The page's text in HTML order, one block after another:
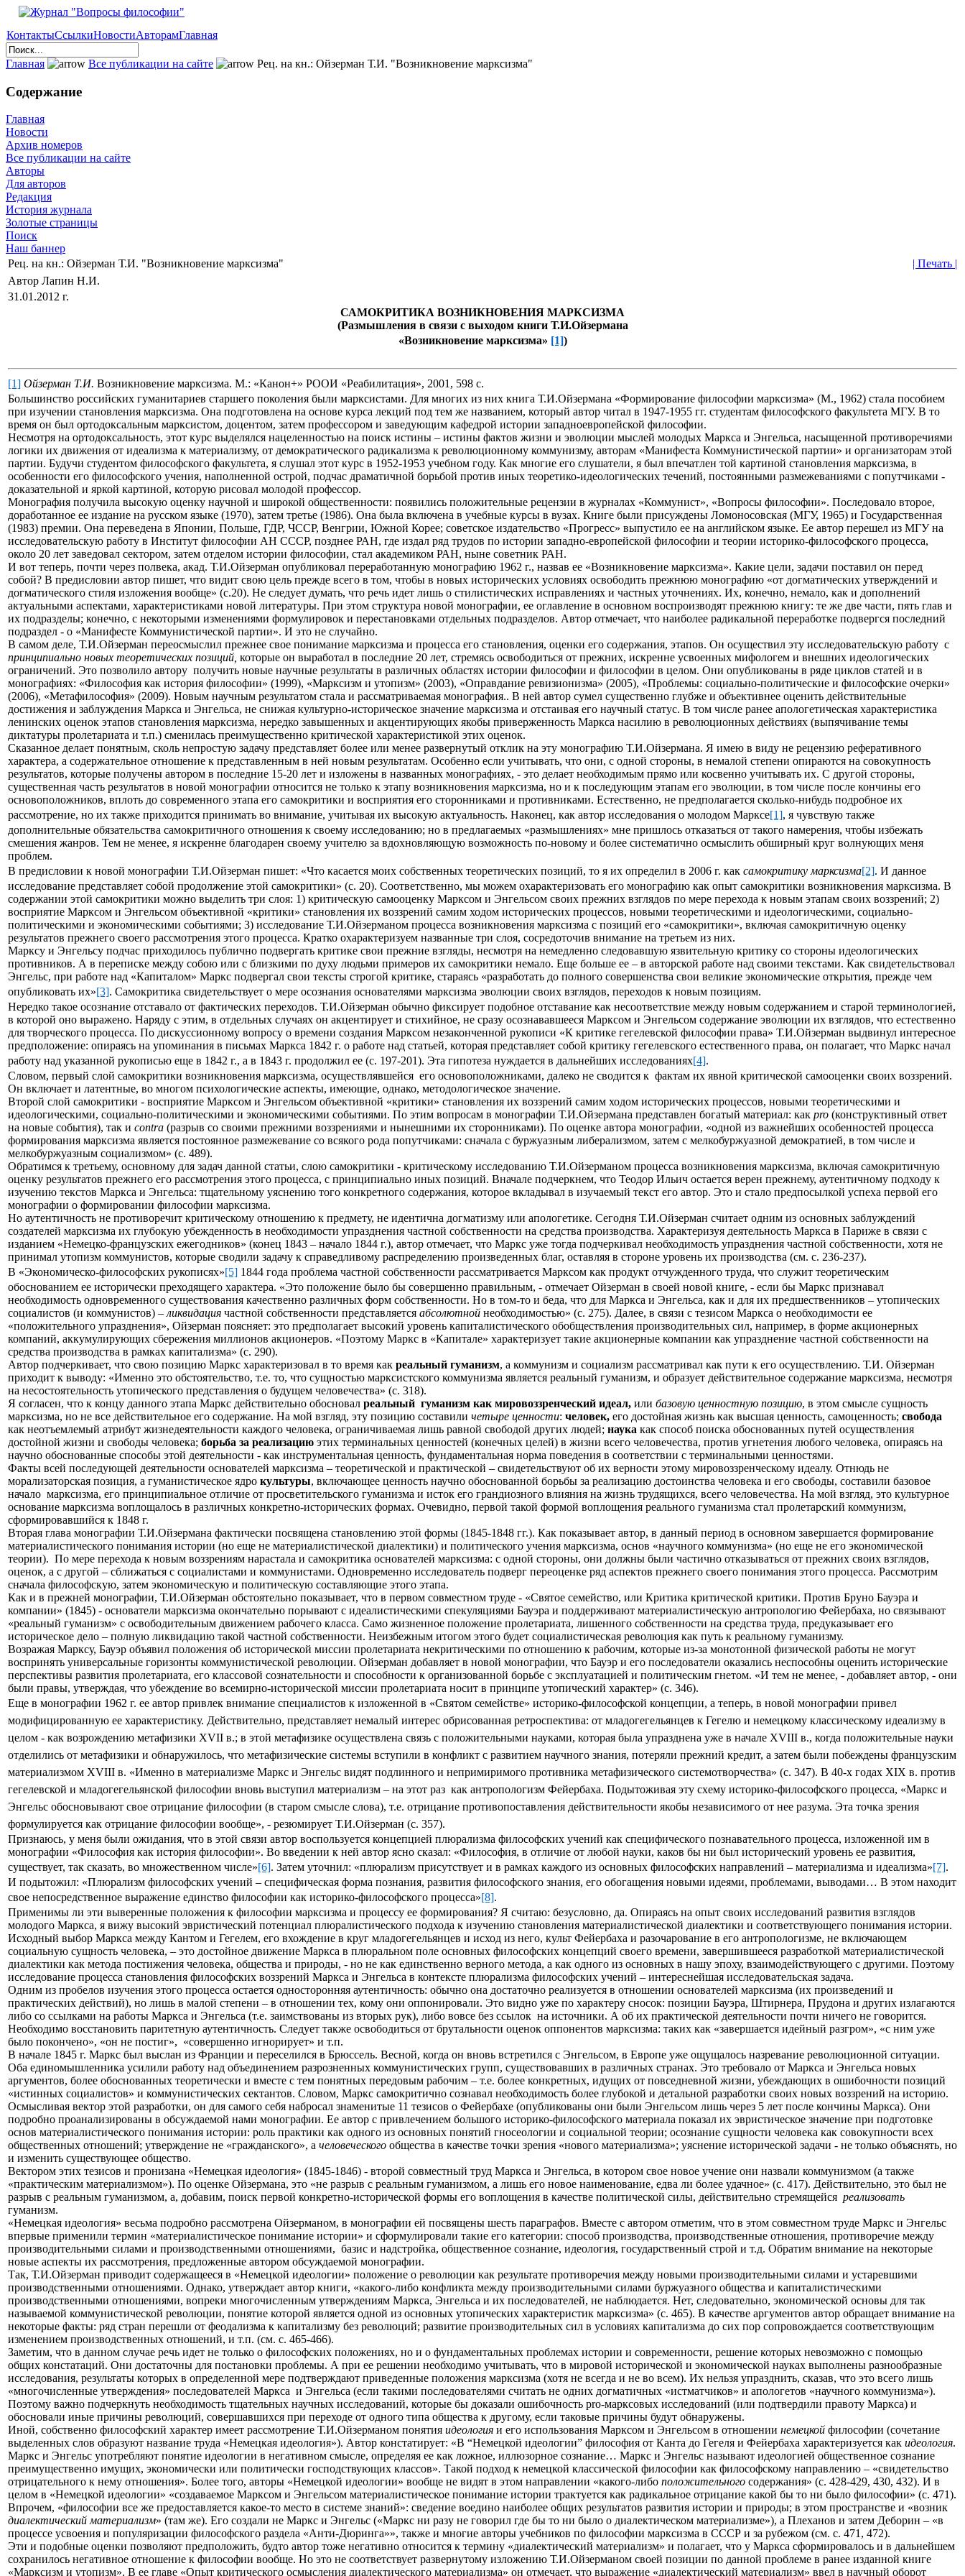
КонтактыСсылкиНовостиАвторамГлавная
Главная Все публикации на сайте Рец. на кн.: Ойзерман Т.И. "Возникновение марксизма"
Содержание
Главная
Новости
Архив номеров
Все публикации на сайте
Авторы
Для авторов
Редакция
История журнала
Золотые страницы
Поиск
Наш баннер
Рец. на кн.: Ойзерман Т.И. "Возникновение марксизма"
| Печать |
Автор Лапин Н.И.
31.01.2012 г.
САМОКРИТИКА ВОЗНИКНОВЕНИЯ МАРКСИЗМА
(Размышления в связи с выходом книги Т.И.Ойзермана
«Возникновение марксизма» [1])
[1] Ойзерман Т.И. Возникновение марксизма. М.: «Канон+» РООИ «Реабилитация», 2001, 598 с.
Большинство российских гуманитариев старшего поколения были марксистами. Для многих из них книга Т.И.Ойзермана «Формирование философии марксизма» (М., 1962) стала пособием
при изучении становления марксизма. Она подготовлена на основе курса лекций под тем же названием, который автор читал в 1947-1955 гг. студентам философского факультета МГУ. В то
время он был ортодоксальным марксистом, доцентом, затем профессором и заведующим кафедрой истории западноевропейской философии.
Несмотря на ортодоксальность, этот курс выделялся нацеленностью на поиск истины – истины фактов жизни и эволюции мыслей молодых Маркса и Энгельса, насыщенной противоречиями
логики их движения от идеализма к материализму, от демократического радикализма к революционному коммунизму, авторам «Манифеста Коммунистической партии» и организаторам этой
партии. Будучи студентом философского факультета, я слушал этот курс в 1952-1953 учебном году. Как многие его слушатели, я был впечатлен той картиной становления марксизма, в
особенности его философского учения, наполненной острой, подчас драматичной борьбой против иных теоретико-идеологических течений, постоянными размежеваниями с попутчиками -
доказательной и яркой картиной, которую рисовал молодой профессор.
Монография получила высокую оценку научной и широкой общественности: появились положительные рецензии в журналах «Коммунист», «Вопросы философии». Последовало второе,
доработанное ее издание на русском языке (1970), затем третье (1986). Она была включена в учебные курсы в вузах. Книге были присуждены Ломоносовская (МГУ, 1965) и Государственная
(1983) премии. Она переведена в Японии, Польше, ГДР, ЧССР, Венгрии, Южной Корее; советское издательство «Прогресс» выпустило ее на английском языке. Ее автор перешел из МГУ на
исследовательскую работу в Институт философии АН СССР, позднее РАН, где издал ряд трудов по истории западно-европейской философии и теории историко-философского процесса,
около 20 лет заведовал сектором, затем отделом истории философии, стал академиком РАН, ныне советник РАН.
И вот теперь, почти через полвека, акад. Т.И.Ойзерман опубликовал переработанную монографию 1962 г., назвав ее «Возникновение марксизма». Какие цели, задачи поставил он перед
собой? В предисловии автор пишет, что видит свою цель прежде всего в том, чтобы в новых исторических условиях освободить прежнюю монографию «от догматических утверждений и
догматического стиля изложения вообще» (с.20). Не следует думать, что речь идет лишь о стилистических исправлениях и частных уточнениях. Их, конечно, немало, как и дополнений
актуальными аспектами, характеристиками новой литературы. При этом структура новой монографии, ее оглавление в основном воспроизводят прежнюю книгу: те же две части, пять глав и
их подразделы; конечно, с некоторыми изменениями формулировок и перестановками отдельных подразделов. Автор отмечает, что наиболее радикальной переработке подвергся последний
подраздел - о «Манифесте Коммунистической партии». И это не случайно.
В самом деле, Т.И.Ойзерман переосмыслил прежнее свое понимание марксизма и процесса его становления, оценки его содержания, этапов. Он осуществил эту исследовательскую работу с
принципиально новых теоретических позиций, которые он выработал в последние 20 лет, стремясь освободиться от прежних, искренне усвоенных мифологем и внешних идеологических
ограничений. Это позволило автору получить новые научные результаты в различных областях истории философии и философии в целом. Они опубликованы в ряде циклов статей и в
монографиях: «Философия как история философии» (1999), «Марксизм и утопизм» (2003), «Оправдание ревизионизма» (2005), «Проблемы: социально-политические и философские очерки»
(2006), «Метафилософия» (2009). Новым научным результатом стала и рассматриваемая монография.. В ней автор сумел существенно глубже и объективнее оценить действительные
достижения и заблуждения Маркса и Энгельса, не снижая культурно-историческое значение марксизма и отстаивая его научный статус. В том числе ранее апологетическая характеристика
ленинских оценок этапов становления марксизма, нередко завышенных и акцентирующих якобы приверженность Маркса насилию в революционных действиях (выпячивание темы
диктатуры пролетариата и т.п.) сменилась преимущественно критической характеристикой этих оценок.
Сказанное делает понятным, сколь непростую задачу представляет более или менее развернутый отклик на эту монографию Т.И.Ойзермана. Я имею в виду не рецензию реферативного
характера, а содержательное отношение к представленным в ней новым результатам. Особенно если учитывать, что они, с одной стороны, в немалой степени опираются на совокупность
результатов, которые получены автором в последние 15-20 лет и изложены в названных монографиях, - это делает необходимым прямо или косвенно учитывать их. С другой стороны,
существенная часть результатов в новой монографии относится не только к этапу возникновения марксизма, но и к последующим этапам его эволюции, в том числе после кончины его
основоположников, вплоть до современного этапа его самокритики и восприятия его сторонниками и противниками. Естественно, не предполагается сколько-нибудь подробное их
рассмотрение, но их также приходится принимать во внимание, учитывая их высокую актуальность. Наконец, как автор исследования о молодом Марксе[1], я чувствую также
дополнительные обязательства самокритичного отношения к своему исследованию; но в предлагаемых «размышлениях» мне пришлось отказаться от такого намерения, чтобы избежать
смешения жанров. Тем не менее, я искренне благодарен своему учителю за вдохновляющую возможность по-новому и более систематично осмыслить обширный круг волнующих меня
проблем.
В предисловии к новой монографии Т.И.Ойзерман пишет: «Что касается моих собственных теоретических позиций, то я их определил в 2006 г. как самокритику марксизма[2]. И данное
исследование представляет собой продолжение этой самокритики» (с. 20). Соответственно, мы можем охарактеризовать его монографию как опыт самокритики возникновения марксизма. В
содержании этой самокритики можно выделить три слоя: 1) критическую самооценку Марксом и Энгельсом своих прежних взглядов по мере перехода к новым этапам своих воззрений; 2)
восприятие Марксом и Энгельсом объективной «критики» становления их воззрений самим ходом исторических процессов, новыми теоретическими и идеологическими, социально-
политическими и экономическими событиями; 3) исследование Т.И.Ойзерманом процесса возникновения марксизма с позиций его «самокритики», включая самокритичную оценку
результатов прежнего своего рассмотрения этого процесса. Кратко охарактеризуем названные три слоя, сосредоточив внимание на третьем из них.
Марксу и Энгельсу подчас приходилось публично подвергать критике свои прежние взгляды, несмотря на немедленно следовавшую язвительную критику со стороны идеологических
противников. А в переписке между собою или с близкими по духу людьми примеров их самокритики немало. Еще больше ее – в авторской работе над своими текстами. Как свидетельствовал
Энгельс, при работе над «Капиталом» Маркс подвергал свои тексты строгой критике, стараясь «разработать до полного совершенства свои великие экономические открытия, прежде чем
опубликовать их»[3]. Самокритика свидетельствует о мере осознания основателями марксизма эволюции своих взглядов, переходов к новым позициям.
Нередко такое осознание отставало от фактических переходов. Т.И.Ойзерман обычно фиксирует подобное отставание как несоответствие между новым содержанием и старой терминологией,
в которой оно выражено. Наряду с этим, в отдельных случаях он акцентирует и стихийное, не сразу осознававшееся Марксом и Энгельсом содержание эволюции их взглядов, что естественно
для творческого процесса. По дискуссионному вопросу о времени создания Марксом незаконченной рукописи «К критике гегелевской философии права» Т.И.Ойзерман выдвинул интересное
предположение: опираясь на упоминания в письмах Маркса 1842 г. о работе над статьей, которая представляет собой критику гегелевского естественного права, он полагает, что Маркс начал
работу над указанной рукописью еще в 1842 г., а в 1843 г. продолжил ее (с. 197-201). Эта гипотеза нуждается в дальнейших исследованиях[4].
Словом, первый слой самокритики возникновения марксизма, осуществлявшейся его основоположниками, далеко не сводится к фактам их явной критической самооценки своих воззрений.
Он включает и латентные, во многом психологические аспекты, имеющие, однако, методологическое значение.
Второй слой самокритики - восприятие Марксом и Энгельсом объективной «критики» становления их воззрений самим ходом исторических процессов, новыми теоретическими и
идеологическими, социально-политическими и экономическими событиями. По этим вопросам в монографии Т.И.Ойзермана представлен богатый материал: как pro (конструктивный ответ
на новые события), так и contra (разрыв со своими прежними воззрениями и нынешними их сторонниками). По оценке автора монографии, «одной из важнейших особенностей процесса
формирования марксизма является постоянное размежевание со всякого рода попутчиками: сначала с буржуазным либерализмом, затем с мелкобуржуазной демократией, в том числе и
мелкобуржуазным социализмом» (с. 489).
Обратимся к третьему, основному для задач данной статьи, слою самокритики - критическому исследованию Т.И.Ойзерманом процесса возникновения марксизма, включая самокритичную
оценку результатов прежнего его рассмотрения этого процесса, с принципиально иных позиций. Вначале подчеркнем, что Теодор Ильич остается верен прежнему, аутентичному подходу к
изучению текстов Маркса и Энгельса: тщательному уяснению того конкретного содержания, которое вкладывал в изучаемый текст его автор. Это и стало предпосылкой успеха первой его
монографии о формировании философии марксизма.
Но аутентичность не противоречит критическому отношению к предмету, не идентична догматизму или апологетике. Сегодня Т.И.Ойзерман считает одним из основных заблуждений
создателей марксизма их глубокую убежденность в необходимости упразднения частной собственности на средства производства. Характеризуя деятельность Маркса в Париже в связи с
изданием «Немецко-французских ежегодников» (конец 1843 – начало 1844 г.), автор отмечает, что Маркс уже тогда подчеркивал необходимость упразднения частной собственности, хотя не
принимал утопизм коммунистов, которые сводили задачу к справедливому распределению произведенных благ, оставляя в стороне уровень их производства (см. с. 236-237).
В «Экономическо-философских рукописях»[5] 1844 года проблема частной собственности рассматривается Марксом как продукт отчужденного труда, что служит теоретическим
обоснованием ее исторически преходящего характера. «Это положение было бы совершенно правильным, - отмечает Ойзерман в своей новой книге, - если бы Маркс признавал
необходимость одновременного существования качественно различных форм собственности. Но в том-то и беда, что для Маркса и Энгельса, как и для их предшественников – утопических
социалистов (и коммунистов) –ликвидация частной собственности представляется абсолютной необходимостью» (с. 275). Далее, в связи с тезисом Маркса о необходимости ее
«положительного упразднения», Ойзерман поясняет: это предполагает высокий уровень капиталистического обобществления производительных сил, например, в форме акционерных
компаний, аккумулирующих сбережения миллионов акционеров. «Поэтому Маркс в «Капитале» характеризует такие акционерные компании как упразднение частной собственности на
средства производства в рамках капитализма» (с. 290).
Автор подчеркивает, что свою позицию Маркс характеризовал в то время как реальный гуманизм, а коммунизм и социализм рассматривал как пути к его осуществлению. Т.И. Ойзерман
приходит к выводу: «Именно это обстоятельство, т.е. то, что сущностью марксистского коммунизма является реальный гуманизм, и образует действительное содержание марксизма, несмотря
на несостоятельность утопического представления о будущем человечества» (с. 318).
Я согласен, что к концу данного этапа Маркс действительно обосновал реальный гуманизм как мировоззренческий идеал, или базовую ценностную позицию, в этом смысле сущность
марксизма, но не все действительное его содержание. На мой взгляд, эту позицию составили четыре ценности: человек, его достойная жизнь как высшая ценность, самоценность; свобода
как неотъемлемый атрибут жизнедеятельности каждого человека, ограничиваемая лишь равной свободой других людей; наука как способ поиска обоснованных путей осуществления
достойной жизни и свободы человека; борьба за реализацию этих терминальных ценностей (конечных целей) в жизни всего человечества, против угнетения любого человека, опираясь на
научно обоснованные способы этой деятельности - как инструментальная ценность, фундаментальная норма поведения в соответствии с терминальными ценностями.
Факты всей последующей деятельности основателей марксизма – теоретической и практической – свидетельствуют об их верности этому мировоззренческому идеалу. Отнюдь не
морализаторская позиция, а гуманистическое ядро культуры, включающее ценность научно обоснованной борьбы за реализацию достоинства человека и его свободы, составили базовое
начало марксизма, его принципиальное отличие от просветительского гуманизма и исток его грандиозного влияния на жизнь трудящихся, всего человечества. На мой взгляд, это культурное
основание марксизма воплощалось в различных конкретно-исторических формах. Очевидно, первой такой формой воплощения реального гуманизма стал пролетарский коммунизм,
сформировавшийся к 1848 г.
Вторая глава монографии Т.И.Ойзермана фактически посвящена становлению этой формы (1845-1848 гг.). Как показывает автор, в данный период в основном завершается формирование
материалистического понимания истории (но еще не материалистической диалектики) и политического учения марксизма, основ «научного коммунизма» (но еще не его экономической
теории). По мере перехода к новым воззрениям нарастала и самокритика основателей марксизма: с одной стороны, они должны были частично отказываться от прежних своих взглядов,
оценок, а с другой – сближаться с социалистами и коммунистами. Одновременно исследователь подверг переоценке ряд аспектов прежнего своего понимания этого процесса. Рассмотрим
сначала философскую, затем экономическую и политическую составляющие этого этапа.
Как и в прежней монографии, Т.И.Ойзерман обстоятельно показывает, что в первом совместном труде - «Святое семейство, или Критика критической критики. Против Бруно Бауэра и
компании» (1845) - основатели марксизма окончательно порывают с идеалистическими спекуляциями Бауэра и поддерживают материалистическую антропологию Фейербаха, но связывают
«реальный гуманизм» с освободительным движением рабочего класса. Само жизненное положение пролетариата, лишенного собственности на средства труда, предуказывает его
историческое дело – полную ликвидацию такой частной собственности. Неизбежным итогом этого будет социалистическая революция как путь к реальному гуманизму.
Возражая Марксу, Бауэр объявил положения об исторической миссии пролетариата некритическими по отношению к рабочим, которые из-за монотонной физической работы не могут
воспринять универсальные горизонты коммунистической революции. Ойзерман добавляет в новой монографии, что Бауэр и его последователи оказались неспособны оценить исторические
перспективы развития пролетариата, его классовой сознательности и способности к организованной борьбе с эксплуатацией и политическим гнетом. «И тем не менее, - добавляет автор, - они
были правы, утверждая, что убеждение во всемирно-исторической миссии пролетариата носит в принципе утопический характер» (с. 346).
Еще в монографии 1962 г. ее автор привлек внимание специалистов к изложенной в «Святом семействе» историко-философской концепции, а теперь, в новой монографии привел
модифицированную ее характеристику. Действительно, представляет немалый интерес обрисованная ретроспектива: от младогегельянцев к Гегелю и немецкому классическому идеализму в
целом - как возрождению метафизики XVII в.; в этой метафизике осуществлена связь с положительными науками, которая была упразднена уже в начале XVIII в., когда положительные науки
отделились от метафизики и обнаружилось, что метафизические системы вступили в конфликт с развитием научного знания, потеряли прежний кредит, а затем были побеждены французским
материализмом XVIII в. «Именно в материализме Маркс и Энгельс видят подлинного и непримиримого противника метафизического системотворчества» (с. 347). В 40-х годах XIX в. против
гегелевской и младогегельянской философии вновь выступил материализм – на этот раз как антропологизм Фейербаха. Подытоживая эту схему историко-философского процесса, «Маркс и
Энгельс обосновывают свое отрицание философии (в старом смысле слова), т.е. отрицание противопоставления действительности якобы независимого от нее разума. Эта точка зрения
формулируется как отрицание философии вообще», - резюмирует Т.И.Ойзерман (с. 357).
Признаюсь, у меня были ожидания, что в этой связи автор воспользуется концепцией плюрализма философских учений как специфического познавательного процесса, изложенной им в
монографии «Философия как история философии». Во введении к ней автор ясно сказал: «Философия, в отличие от любой науки, каков бы ни был исторический уровень ее развития,
существует, так сказать, во множественном числе»[6]. Затем уточнил: «плюрализм присутствует и в рамках каждого из основных философских направлений – материализма и идеализма»[7].
И подытожил: «Плюрализм философских учений – специфическая форма познания, развития философского знания, его обогащения новыми идеями, проблемами, выводами… В этом находит
свое непосредственное выражение единство философии как историко-философского процесса»[8].
Применимы ли эти выверенные положения к философии марксизма и процессу ее формирования? Я считаю: безусловно, да. Опираясь на опыт своих исследований развития взглядов
молодого Маркса, я вижу высокий эвристический потенциал плюралистического подхода к изучению становления материалистической диалектики и соответствующего понимания истории.
Исходный выбор Маркса между Кантом и Гегелем, его вхождение в круг младогегельянцев и исход из него, культ Фейербаха и разочарование в его антропологизме, не включающем
социальную сущность человека, – это достойное движение Маркса в плюральном поле основных философских концепций своего времени, завершившееся разработкой материалистической
диалектики как метода постижения человека, общества и природы, - но не как единственно верного метода, а как одного из основных в нашу эпоху, взаимодействующего с другими. Поэтому
исследование процесса становления философских воззрений Маркса и Энгельса в контексте плюрализма философских учений – интереснейшая исследовательская задача.
Одним из пробелов изучения этого процесса остается односторонняя аутентичность: обычно она достаточно реализуется в отношении основателей марксизма (их произведений и
практических действий), но лишь в малой степени – в отношении тех, кому они оппонировали. Это видно уже по характеру сносок: позиции Бауэра, Штирнера, Прудона и других излагаются
либо со ссылками на работы Маркса и Энгельса (т.е. заимствованы из вторых рук), либо вовсе без ссылок на источники. А об их практической деятельности почти ничего не говорится.
Необходимо восстановить паритетную аутентичность. Следует также освободиться от брутальности оценок оппонентов марксизма: таких как «завершается идейный разгром», «с ним уже
было покончено», «он не постиг», «совершенно игнорирует» и т.п.
В начале 1845 г. Маркс был выслан из Франции и переселился в Брюссель. Весной, когда он вновь встретился с Энгельсом, в Европе уже ощущалось назревание революционной ситуации.
Оба единомышленника усилили работу над объединением разрозненных коммунистических групп, существовавших в различных странах. Это требовало от Маркса и Энгельса новых
аргументов, более обоснованных теоретически и вместе с тем понятных передовым рабочим – т.е. более конкретных, идущих от повседневной жизни, убеждающих в ошибочности позиций
«истинных социалистов» и коммунистических сектантов. Словом, Маркс самокритично сознавал необходимость более глубокой и детальной разработки своих новых воззрений на историю.
Осмысливая вектор этой разработки, он для самого себя набросал знаменитые 11 тезисов о Фейербахе (опубликованы они были Энгельсом лишь через 5 лет после кончины Маркса). Они
подробно проанализированы в обсуждаемой нами монографии. Ее автор с привлечением большого историко-философского материала показал их эвристическое значение при подготовке
основ материалистического понимания истории: роль практики как одного из основных понятий гносеологии и социальной теории; осознание сущности человека как совокупности всех
общественных отношений; утверждение не «гражданского», а человеческого общества в качестве точки зрения «нового материализма»; уяснение исторической задачи - не только объяснять, но
и изменить существующее общество.
Вектором этих тезисов и пронизана «Немецкая идеология» (1845-1846) - второй совместный труд Маркса и Энгельса, в котором свое новое учение они назвали коммунизмом (а также
«практическим материализмом»). По оценке Ойзермана, это «не разрыв с реальным гуманизмом, а лишь его новое наименование, едва ли более удачное» (с. 417). Действительно, это был не
разрыв с реальным гуманизмом, а, добавим, поиск первой конкретно-исторической формы его воплощения в качестве политической силы, действительно стремящейся реализовать
гуманизм.
«Немецкая идеология» весьма подробно рассмотрена Ойзерманом, в монографии ей посвящены шесть параграфов. Вместе с автором отметим, что в этом совместном труде Маркс и Энгельс
впервые применили термин «материалистическое понимание истории» и сформулировали такие его категории: способ производства, производственные отношения, противоречие между
производительными силами и производственными отношениями, базис и надстройка, общественное сознание, идеология, государственный строй и т.д. Обратим внимание на некоторые
новые аспекты их рассмотрения, предложенные автором обсуждаемой монографии.
Так, Т.И.Ойзерман приводит содержащееся в «Немецкой идеологии» положение о революции как результате противоречия между новыми производительными силами и устаревшими
производственными отношениями. Однако, утверждает автор книги, «какого-либо конфликта между производительными силами буржуазного общества и капиталистическими
производственными отношениями, вопреки многочисленным утверждениям Маркса, Энгельса и их последователей, не наблюдается. Нет, следовательно, экономической основы для так
называемой коммунистической революции, понятие которой является одной из основных утопических характеристик марксизма» (с. 465). В качестве аргументов автор обращает внимание на
некоторые факты: ряд стран перешли от феодализма к капитализму без революций; развитие производительных сил в условиях капитализма до сих пор сопровождается соответствующим
изменением производственных отношений, и т.п. (см. с. 465-466).
Заметим, что в данном случае речь идет не только о философских положениях, но и о фундаментальных проблемах истории и современности, решение которых невозможно с помощью
общих констатаций. Они достаточны для постановки проблемы. А при ее решении необходимо учитывать, что в мировой исторической и экономической науках выполнены разнообразные
исследования, результаты которых в определенной мере подтверждают приведенные положения марксизма (хотя не всегда и не во всем). Их нельзя упразднить, сказав, что это всего лишь
«многочисленные утверждения» последователей Маркса и Энгельса (если такими последователями считать не одних догматичных «истматчиков» и апологетов «научного коммунизма»).
Поэтому важно подчеркнуть необходимость тщательных научных исследований, которые бы доказали ошибочность pro-марксовых исследований (или подтвердили правоту Маркса) и
обосновали иные причины революций, совершавшихся при переходе от одного типа общества к другому, если таковые причины будут обнаружены.
Иной, собственно философский характер имеет рассмотрение Т.И.Ойзерманом понятия идеология и его использования Марксом и Энгельсом в отношении немецкой философии (сочетание
выделенных слов образуют название труда «Немецкая идеология»). Автор констатирует: «В “Немецкой идеологии” философия от Канта до Гегеля и Фейербаха характеризуется как идеология.
Маркс и Энгельс употребляют понятие идеологии в негативном смысле, определяя ее как ложное, иллюзорное сознание… Маркс и Энгельс называют идеологией общественное сознание
преимущественно имущих, экономически или политически господствующих классов». Такой подход к немецкой классической философии как философскому направлению – «свидетельство
отрицательного к нему отношения». Более того, авторы «Немецкой идеологии» вообще не видят в этом направлении «какого-либо положительного содержания» (с. 428-429, 430, 432). И в
целом в «Немецкой идеологии» «создаваемое Марксом и Энгельсом материалистическое понимание истории трактуется как радикальное отрицание какой бы то ни было философии» (с. 471).
Впрочем, «философии все же предоставляется какое-то место в системе знаний»: сведение воедино наиболее общих результатов развития истории и природы; в этом пространстве и «возник
диалектический материализм» (там же). Его создали не Маркс и Энгельс («Маркс ни разу не говорил где бы то ни было о диалектическом материализме»), а Плеханов и затем Деборин – «в
процессе усвоения и популяризации философского раздела «Анти-Дюринга»», также и многие авторы учебников по философии марксизма в СССР и за рубежом (см. с. 471, 472).
Эти и подобные оценки позволяют предположить, будто автор тоже негативно относится к термину «диалектический материализм» и полагает, что у Маркса сформировалось и в дальнейшем
сохранилось негативное отношение к философии вообще. Но это не соответствует развернутому изложению Т.И.Ойзерманом своей позиции по данной проблеме в ранее изданной книге
«Марксизм и утопизм». В ее главе «Опыт критического осмысления диалектического материализма» он отмечает, что выражение «диалектический материализм» ввел в научный оборот